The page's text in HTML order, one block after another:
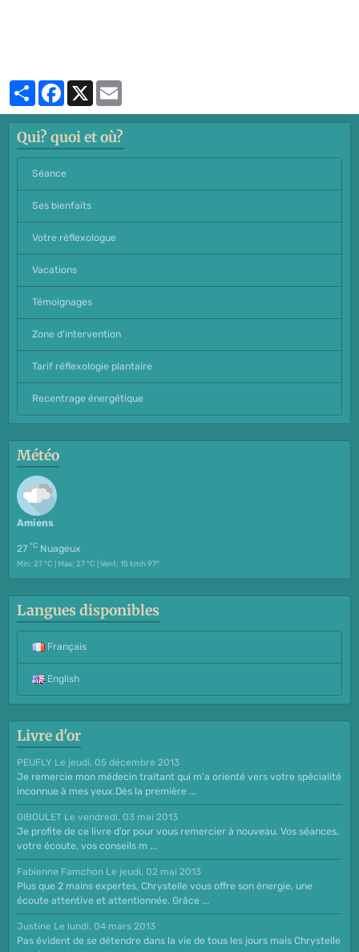
PartagerFacebook
X
Qui? quoi et où?
Séance
Ses bienfaits
Votre réflexologue
Vacations
Témoignages
Zone d'intervention
Tarif réflexologie plantaire
Recentrage énergétique
Météo
Amiens
27 °C Nuageux
Min: 27 °C | Max: 27 °C | Vent: 15 kmh 97°
Langues disponibles
Français
English
Livre d'or
PEUFLY Le jeudi, 05 décembre 2013
Je remercie mon médecin traitant qui m'a orienté vers votre spécialité
inconnue à mes yeux.Dès la première ...
GIBOULET Le vendredi, 03 mai 2013
Je profite de ce livre d’or pour vous remercier à nouveau. Vos séances,
votre écoute, vos conseils m ...
Fabienne Famchon Le jeudi, 02 mai 2013
Plus que 2 mains expertes, Chrystelle vous offre son énergie, une
écoute attentive et attentionnée. Grâce ...
Justine Le lundi, 04 mars 2013
Pas évident de se détendre dans la vie de tous les jours mais Chrystelle